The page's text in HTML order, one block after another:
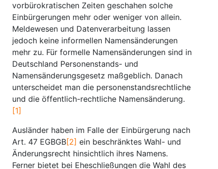
vorbürokratischen Zeiten geschahen solche
Einbürgerungen mehr oder weniger von allein.
Meldewesen und Datenverarbeitung lassen
jedoch keine informellen Namensänderungen
mehr zu. Für formelle Namensänderungen sind in
Deutschland Personenstands- und
Namensänderungsgesetz maßgeblich. Danach
unterscheidet man die personenstandsrechtliche
und die öffentlich-rechtliche Namensänderung.
[1]
Ausländer haben im Falle der Einbürgerung nach
Art. 47 EGBGB[2] ein beschränktes Wahl- und
Änderungsrecht hinsichtlich ihres Namens.
Ferner bietet bei Eheschließungen die Wahl des